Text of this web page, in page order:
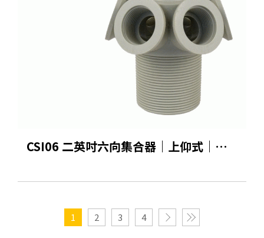
CSI06 二英吋六向集合器｜上仰式｜下螺牙
1 2 3 4